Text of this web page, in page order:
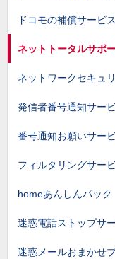
ドコモの補償サービ
ネットトータルサポ
ネットワークセキュ
発信者番号通知サー
番号通知お願いサー
フィルタリングサー
homeあんしんパック
迷惑電話ストップサ
迷惑メールおまかせ